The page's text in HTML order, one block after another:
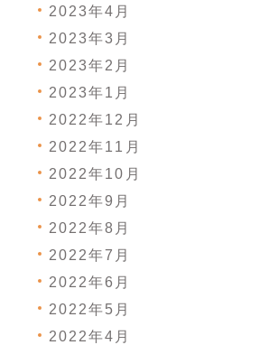
2023年4月
2023年3月
2023年2月
2023年1月
2022年12月
2022年11月
2022年10月
2022年9月
2022年8月
2022年7月
2022年6月
2022年5月
2022年4月